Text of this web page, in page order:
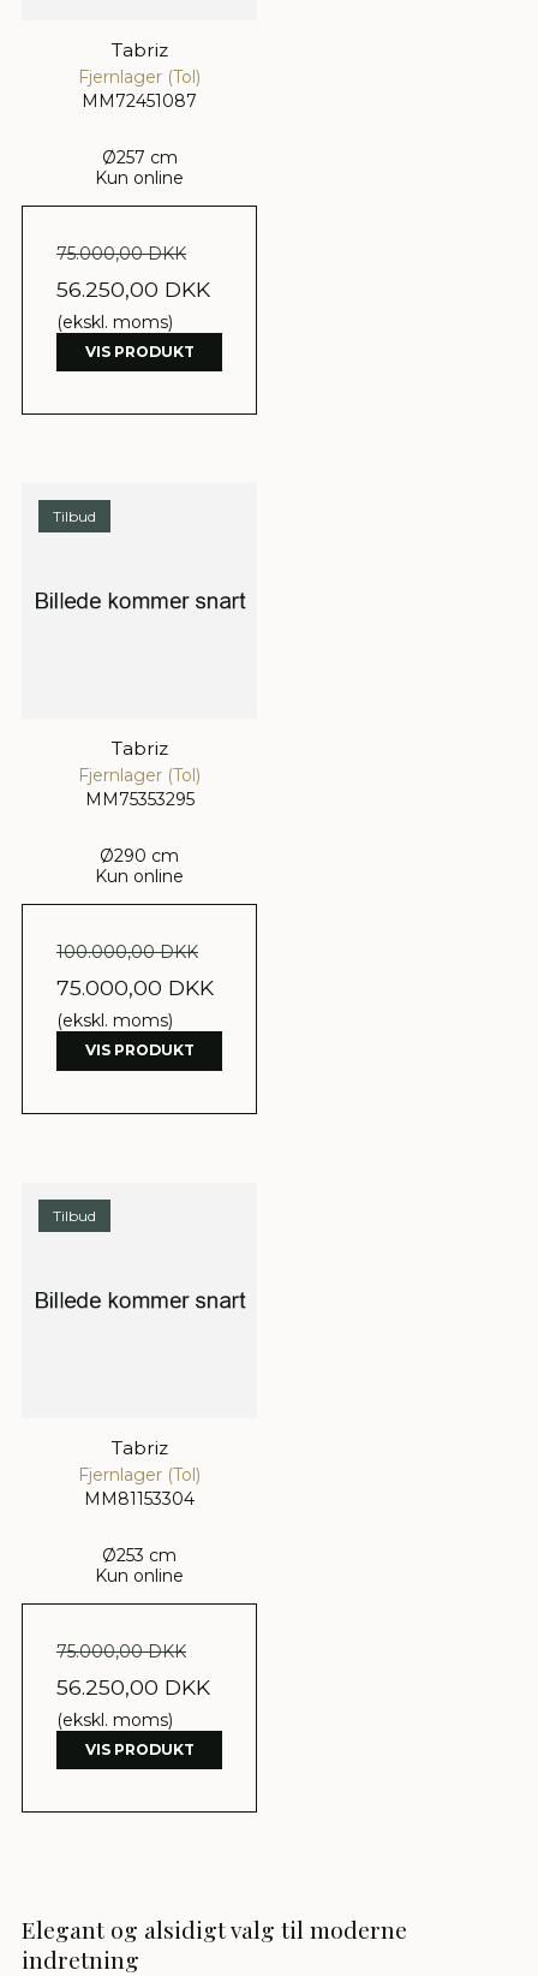
Tabriz
Fjernlager (Tol)
MM72451087
Ø257 cm
Kun online
75.000,00 DKK
56.250,00 DKK
(ekskl. moms)
VIS PRODUKT
Tilbud
Tabriz
Fjernlager (Tol)
MM75353295
Ø290 cm
Kun online
100.000,00 DKK
75.000,00 DKK
(ekskl. moms)
VIS PRODUKT
Tilbud
Tabriz
Fjernlager (Tol)
MM81153304
Ø253 cm
Kun online
75.000,00 DKK
56.250,00 DKK
(ekskl. moms)
VIS PRODUKT
Elegant og alsidigt valg til moderne
indretning